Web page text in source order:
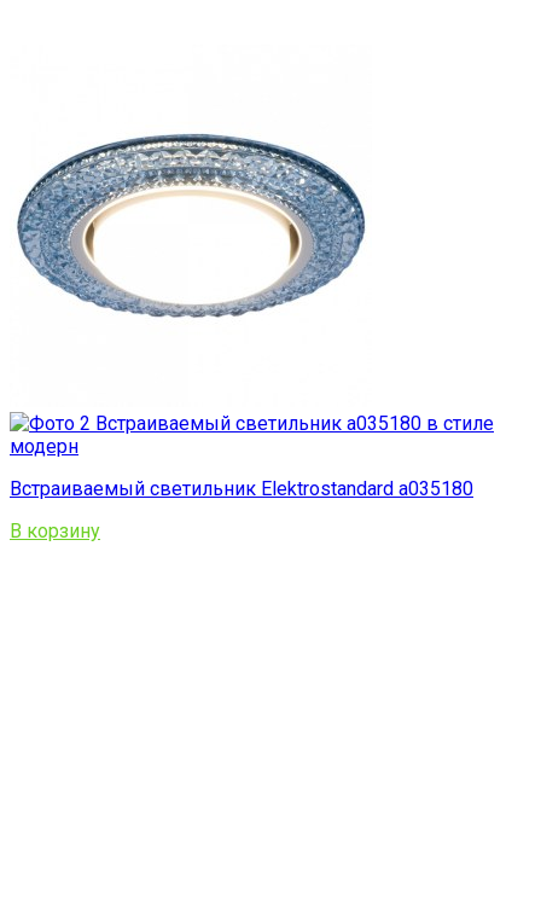
Встраиваемый светильник Elektrostandard a035180
В корзину